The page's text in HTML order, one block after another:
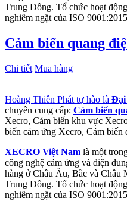
Trung Đông. Tổ chức hoạt
nghiêm ngặt của ISO
Cảm biến quang
Chi tiết Mua hàng
Hoàng Thiên Phát tự hào là Đại
chuyên cung cấp: Cảm biến
Xecro, Cảm biến khu vực
biến cảm ứng Xecro, Cảm
XECRO Việt Nam là một
công nghệ cảm ứng và điện
hàng ở Châu Âu, Bắc và Châu
Trung Đông. Tổ chức hoạt
nghiêm ngặt của ISO